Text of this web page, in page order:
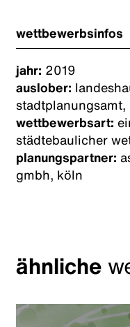
wettbewerbsinfos
jahr: 2019
auslober:
wettbewerbsart:
städtebaulicher
planungspartner:
gmbh, köln
ähnliche